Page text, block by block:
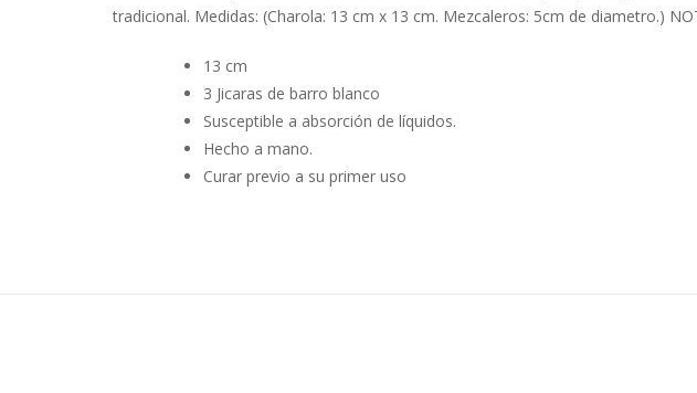
tradicional. Medidas: (Charola: 13 cm x 13 cm. Mezcaleros: 5cm de diametro.)
13 cm
3 Jicaras de barro blanco
Susceptible a absorción de líquidos.
Hecho a mano.
Curar previo a su primer uso